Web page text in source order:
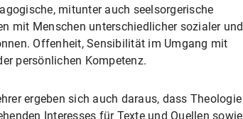
mitunter auch seelsorgerische
mit Menschen unterschiedlicher sozialer und
Offenheit, Sensibilität im Umgang mit
persönlichen Kompetenz.
ergeben sich auch daraus, dass Theologie
Interesses für Texte und Quellen sowie